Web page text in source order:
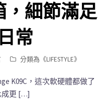
，細節滿足
常
分類為《LIFESTYLE》
K09C，這次軟硬體都做了
成更 […]